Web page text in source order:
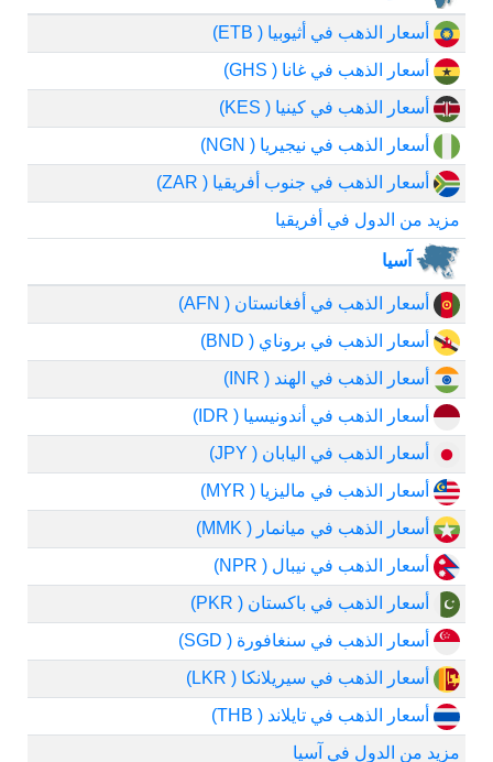
أسعار الذهب في أثيوبيا ( ETB)
أسعار الذهب في غانا ( GHS)
أسعار الذهب في كينيا ( KES)
أسعار الذهب في نيجيريا ( NGN)
أسعار الذهب في جنوب أفريقيا ( ZAR)
مزيد من الدول في أفريقيا
آسيا
أسعار الذهب في أفغانستان ( AFN)
أسعار الذهب في بروناي ( BND)
أسعار الذهب في الهند ( INR)
أسعار الذهب في أندونيسيا ( IDR)
أسعار الذهب في اليابان ( JPY)
أسعار الذهب في ماليزيا ( MYR)
أسعار الذهب في ميانمار ( MMK)
أسعار الذهب في نيبال ( NPR)
أسعار الذهب في باكستان ( PKR)
أسعار الذهب في سنغافورة ( SGD)
أسعار الذهب في سيريلانكا ( LKR)
أسعار الذهب في تايلاند ( THB)
مزيد من الدول في آسيا